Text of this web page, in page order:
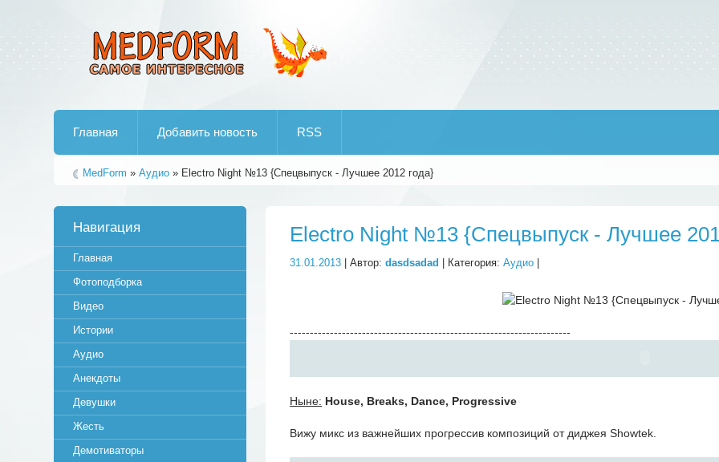
Главная Добавить новость RSS
MedForm »Аудио » Electro Night №13 {Спецвыпуск - Лучшее 2012 года}
Electro Night №13 {Спецвыпуск - Лучшее
31.01.2013 | Автор:dasdsadad | Категория:Аудио
----------------------------------------------------------------------
Ныне: House, Breaks, Dance, Progressive
Вижу микс из важнейших прогрессив композиций от диджея Showtek.
Навигация
Главная
Фотоподборка
Видео
Истории
Аудио
Анекдоты
Девушки
Жесть
Демотиваторы